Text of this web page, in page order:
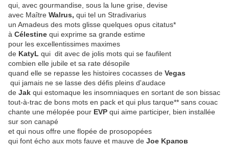
qui, avec gourmandise, sous la lune grise, devise
avec Maître Walrus, qui tel un Stradivarius
un Amadeus des mots glisse quelques opus citatus*
à Célestine qui exprime sa grande estime
pour les excellentissimes maximes
de KatyL qui dit avec de jolis mots qui se faufilent
combien elle jubile et sa rate désopile
quand elle se repasse les histoires cocasses de Vegas
qui jamais ne se lasse des défis pleins d'audace
de Jak qui estomaque les insomniaques en sortant de son bissac
tout-à-trac de bons mots en pack et qui plus tarque** sans couac
chante une mélopée pour EVP qui aime participer, bien installée
sur son canapé
et qui nous offre une flopée de prosopopées
qui font écho aux mots fauve et mauve de Joe Kрапов